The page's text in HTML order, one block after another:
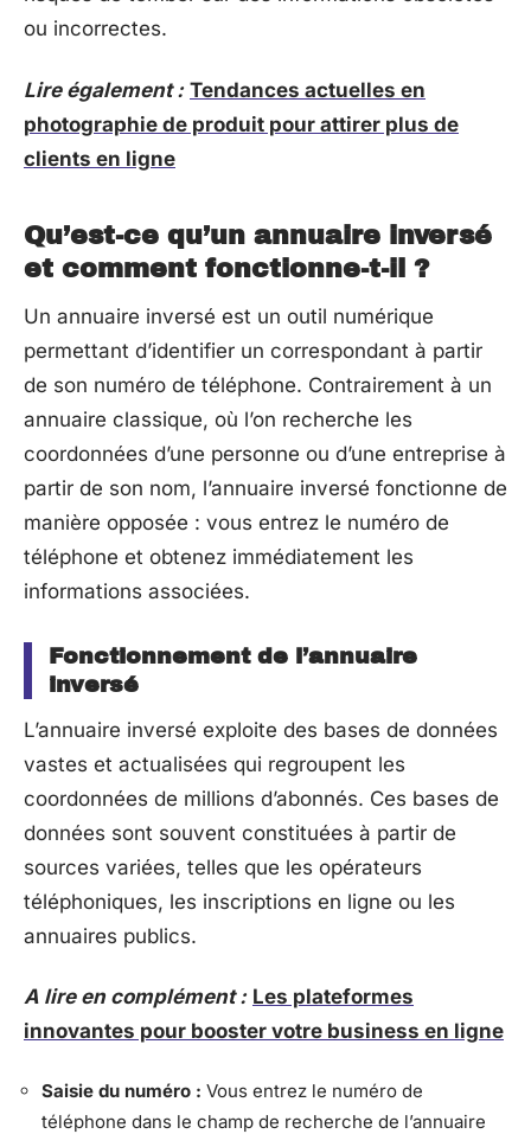
ou incorrectes.
Lire également : Tendances actuelles en
photographie de produit pour attirer plus de
clients en ligne
Qu’est-ce qu’un annuaire inversé
et comment fonctionne-t-il ?
Un annuaire inversé est un outil numérique
permettant d’identifier un correspondant à partir
de son numéro de téléphone. Contrairement à un
annuaire classique, où l’on recherche les
coordonnées d’une personne ou d’une entreprise à
partir de son nom, l’annuaire inversé fonctionne de
manière opposée : vous entrez le numéro de
téléphone et obtenez immédiatement les
informations associées.
Fonctionnement de l’annuaire
inversé
L’annuaire inversé exploite des bases de données
vastes et actualisées qui regroupent les
coordonnées de millions d’abonnés. Ces bases de
données sont souvent constituées à partir de
sources variées, telles que les opérateurs
téléphoniques, les inscriptions en ligne ou les
annuaires publics.
A lire en complément : Les plateformes
innovantes pour booster votre business en ligne
Saisie du numéro : Vous entrez le numéro de
téléphone dans le champ de recherche de l’annuaire